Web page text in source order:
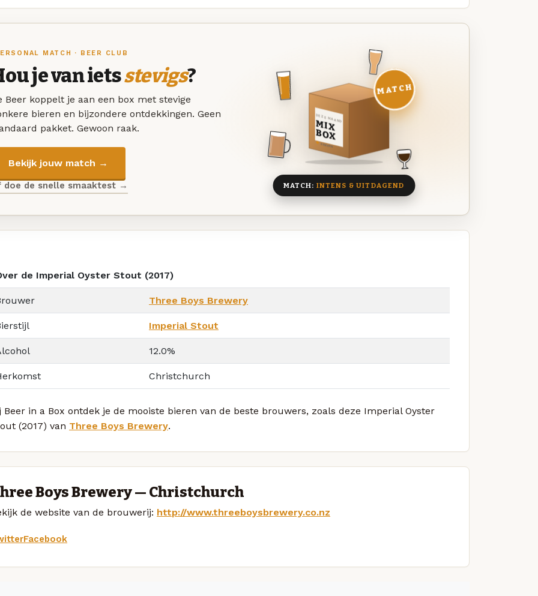
MATCH · BEER CLUB
je van ietsstevigs?
Beer koppelt je aan een box met stevige
bieren en bijzondere ontdekkingen. Geen
pakket. Gewoon raak.
Bekijk jouw match →
doe de snelle smaaktest →
DEZE MAAND
MIX
BOX
8 BIEREN
MATCH
MATCH: INTENS & UITDAGEND
de Imperial Oyster Stout (2017)
Three Boys Brewery
Imperial Stout
12.0%
Christchurch
Beer in a Box ontdek je de mooiste bieren van de beste brouwers, zoals deze Imperial Oyster
(2017) van Three Boys Brewery.
Boys Brewery — Christchurch
de website van de brouwerij: http://www.threeboysbrewery.co.nz
Facebook